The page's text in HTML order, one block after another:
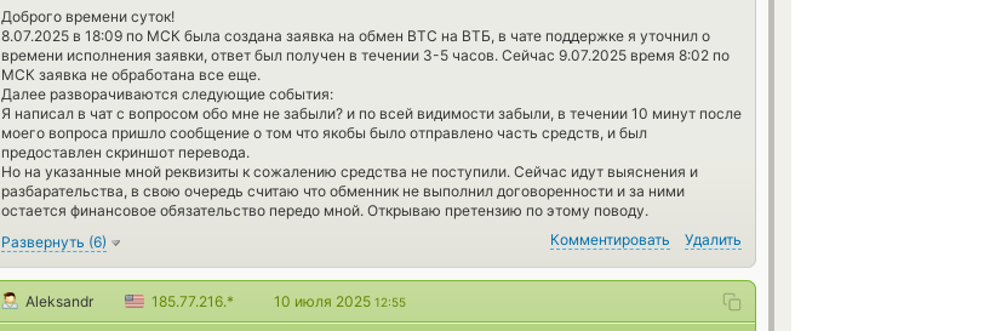
Доброго времени суток!
8.07.2025 в 18:09 по МСК была создана заявка на обмен BTC на ВТБ, в чате поддержке я уточнил о
времени исполнения заявки, ответ был получен в течении 3-5 часов. Сейчас 9.07.2025 время 8:02 по
МСК заявка не обработана все еще.
Далее разворачиваются следующие события:
Я написал в чат с вопросом обо мне не забыли? и по всей видимости забыли, в течении 10 минут после
моего вопроса пришло сообщение о том что якобы было отправлено часть средств, и был
предоставлен скриншот перевода.
Но на указанные мной реквизиты к сожалению средства не поступили. Сейчас идут выяснения и
разбарательства, в свою очередь считаю что обменник не выполнил договоренности и за ними
остается финансовое обязательство передо мной. Открываю претензию по этому поводу.
Развернуть (6) Комментировать Удалить
Aleksandr 185.77.216.* 10 июля 2025 12:55